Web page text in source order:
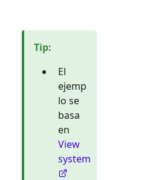
Tip:
El
ejemp
lo se
basa
en
View
system